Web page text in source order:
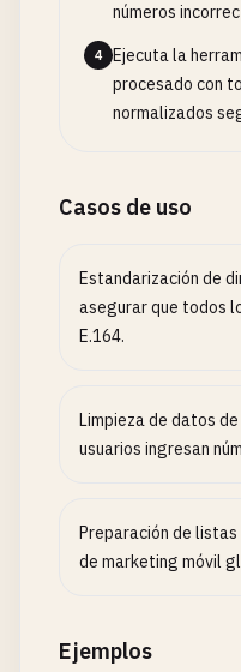
números
4
Ejecuta la
procesado con
normalizados
Casos de uso
Estandarización de
asegurar que todos
E.164.
Limpieza de datos
usuarios ingresan
Preparación de
de marketing móvil
Ejemplos